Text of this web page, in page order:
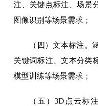
注、关键点标注、场景
图像识别等场景需求；
（四）文本标注。
关键词标注、文本分类
模型训练等场景需求；
（五）3D点云标